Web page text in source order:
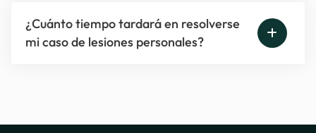
¿Cuánto tiempo tardará en resolverse
mi caso de lesiones personales?